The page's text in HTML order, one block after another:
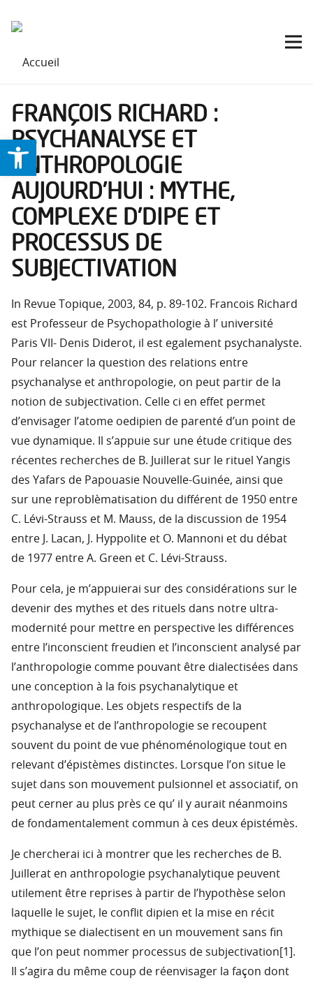
FRANÇOIS RICHARD :
PSYCHANALYSE ET
ANTHROPOLOGIE
AUJOURD’HUI : MYTHE,
COMPLEXE D’DIPE ET
PROCESSUS DE
SUBJECTIVATION
In Revue Topique, 2003, 84, p. 89-102. Francois Richard
est Professeur de Psychopathologie à l’ université
Paris VII- Denis Diderot, il est egalement psychanalyste.
Pour relancer la question des relations entre
psychanalyse et anthropologie, on peut partir de la
notion de subjectivation. Celle ci en effet permet
d’envisager l’atome oedipien de parenté d’un point de
vue dynamique. Il s’appuie sur une étude critique des
récentes recherches de B. Juillerat sur le rituel Yangis
des Yafars de Papouasie Nouvelle-Guinée, ainsi que
sur une reproblèmatisation du différent de 1950 entre
C. Lévi-Strauss et M. Mauss, de la discussion de 1954
entre J. Lacan, J. Hyppolite et O. Mannoni et du débat
de 1977 entre A. Green et C. Lévi-Strauss.
Pour cela, je m’appuierai sur des considérations sur le
devenir des mythes et des rituels dans notre ultra-
modernité pour mettre en perspective les différences
entre l’inconscient freudien et l’inconscient analysé par
l’anthropologie comme pouvant être dialectisées dans
une conception à la fois psychanalytique et
anthropologique. Les objets respectifs de la
psychanalyse et de l’anthropologie se recoupent
souvent du point de vue phénoménologique tout en
relevant d’épistèmes distinctes. Lorsque l’on situe le
sujet dans son mouvement pulsionnel et associatif, on
peut cerner au plus près ce qu’ il y aurait néanmoins
de fondamentalement commun à ces deux épistémès.
Je chercherai ici à montrer que les recherches de B.
Juillerat en anthropologie psychanalytique peuvent
utilement être reprises à partir de l’hypothèse selon
laquelle le sujet, le conflit dipien et la mise en récit
mythique se dialectisent en un mouvement sans fin
que l’on peut nommer processus de subjectivation[1].
Il s’agira du même coup de réenvisager la façon dont
Ouvrir la barre d’outils